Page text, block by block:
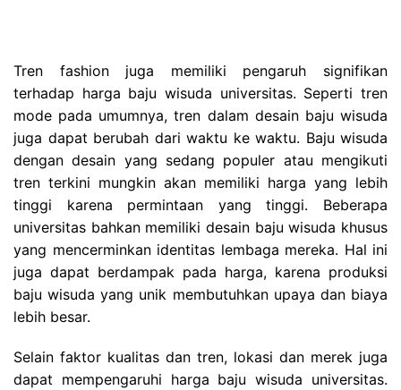
Tren fashion juga memiliki pengaruh signifikan
terhadap harga baju wisuda universitas. Seperti tren
mode pada umumnya, tren dalam desain baju wisuda
juga dapat berubah dari waktu ke waktu. Baju wisuda
dengan desain yang sedang populer atau mengikuti
tren terkini mungkin akan memiliki harga yang lebih
tinggi karena permintaan yang tinggi. Beberapa
universitas bahkan memiliki desain baju wisuda khusus
yang mencerminkan identitas lembaga mereka. Hal ini
juga dapat berdampak pada harga, karena produksi
baju wisuda yang unik membutuhkan upaya dan biaya
lebih besar.
Selain faktor kualitas dan tren, lokasi dan merek juga
dapat mempengaruhi harga baju wisuda universitas.